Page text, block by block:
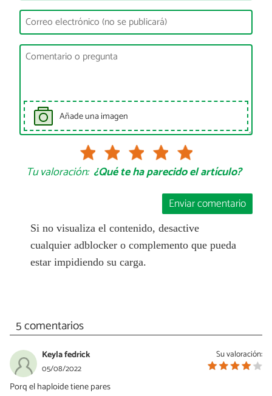
Añade una imagen
Tu valoración: ¿Qué te ha parecido el artículo?
Enviar comentario
Si no visualiza el contenido, desactive
cualquier adblocker o complemento que pueda
estar impidiendo su carga.
5 comentarios
Su valoración:
Keyla fedrick
05/08/2022
Porq el haploide tiene pares